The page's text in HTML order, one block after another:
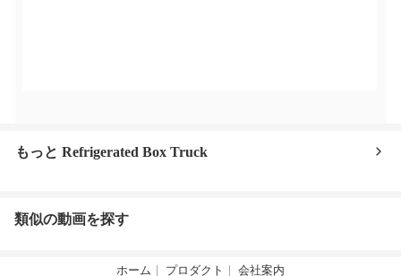
もっと Refrigerated Box Truck
類似の動画を探す
ホーム プロダクト 会社案内